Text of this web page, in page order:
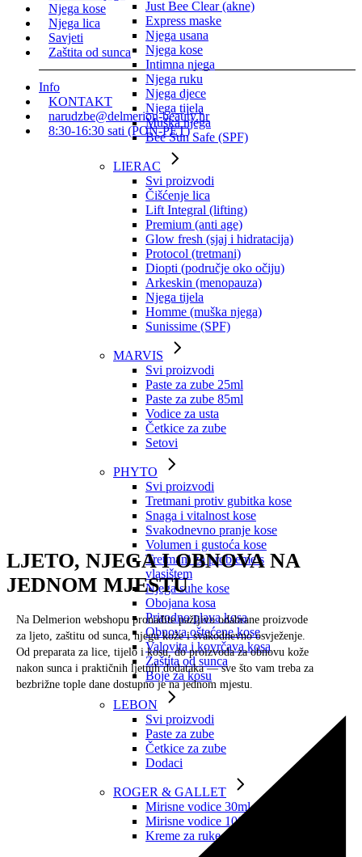
Just Bee Clear (akne)
Express maske
Njega usana
Njega kose
Intimna njega
Njega ruku
Njega djece
Njega tijela
Muška njega
Bee Sun Safe (SPF)
LIERAC
Svi proizvodi
Čišćenje lica
Lift Integral (lifting)
Premium (anti age)
Glow fresh (sjaj i hidratacija)
Protocol (tretmani)
Diopti (područje oko očiju)
Arkeskin (menopauza)
Njega tijela
Homme (muška njega)
Sunissime (SPF)
MARVIS
Svi proizvodi
Paste za zube 25ml
Paste za zube 85ml
Vodice za usta
Četkice za zube
Setovi
PHYTO
Svi proizvodi
Tretmani protiv gubitka kose
Snaga i vitalnost kose
Svakodnevno pranje kose
Volumen i gustoća kose
Tretmani za probleme s
vlasištem
Njega suhe kose
Obojana kosa
Prirodno plava kosa
Obnova oštećene kose
Valovita i kovrčava kosa
Zaštita od sunca
Boje za kosu
LEBON
Svi proizvodi
Paste za zube
Četkice za zube
Dodaci
ROGER & GALLET
Mirisne vodice 30ml
Mirisne vodice 100ml
Kreme za ruke
Njega kose
Njega lica
Savjeti
Zaštita od sunca
Info
KONTAKT
narudzbe@delmerion-beauty.hr
8:30-16:30 sati (PON-PET)
SVE ZA
LJETO
LJETO, NJEGA I OBNOVA NA
JEDNOM MJESTU
Na Delmerion webshopu pronađite pažljivo odabrane proizvode
za ljeto, zaštitu od sunca, njegu kože i svakodnevno osvježenje.
Od preparata za lice, tijelo i kosu, do proizvoda za obnovu kože
nakon sunca i praktičnih ljetnih dodataka — sve što vam treba za
bezbrižne tople dane dostupno je na jednom mjestu.